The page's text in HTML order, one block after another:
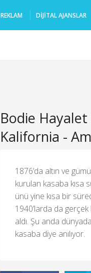
REKLAM DIJITAL AJANSLAR
Bodie Hayalet
Kalifornia -
1876’da altın ve
kurulan kasaba kısa
ünü yine kısa bir
1940’larda da
aldı. Şu anda
kasaba diye anılıyor.